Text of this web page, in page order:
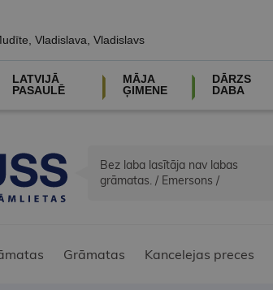
Vladislava, Vladislavs
LATVIJĀ
PASAULĒ
MĀJA
ĢIMENE
DĀRZS
DABA
Bez laba lasītāja nav labas
grāmatas. / Emersons /
Grāmatas Kancelejas preces